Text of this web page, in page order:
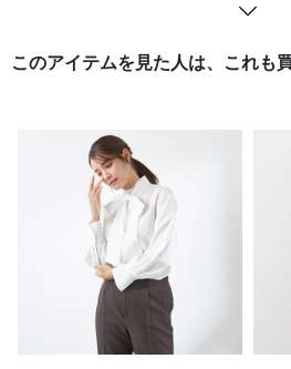
このアイテムを見た人は、これも